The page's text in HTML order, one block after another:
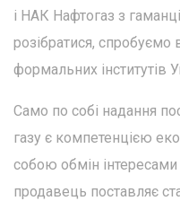
і НАК Нафтогаз з
розібратися, спробуємо
формальних інститутів
Само по собі надання
газу є компетенцією
собою обмін
продавець поставляє